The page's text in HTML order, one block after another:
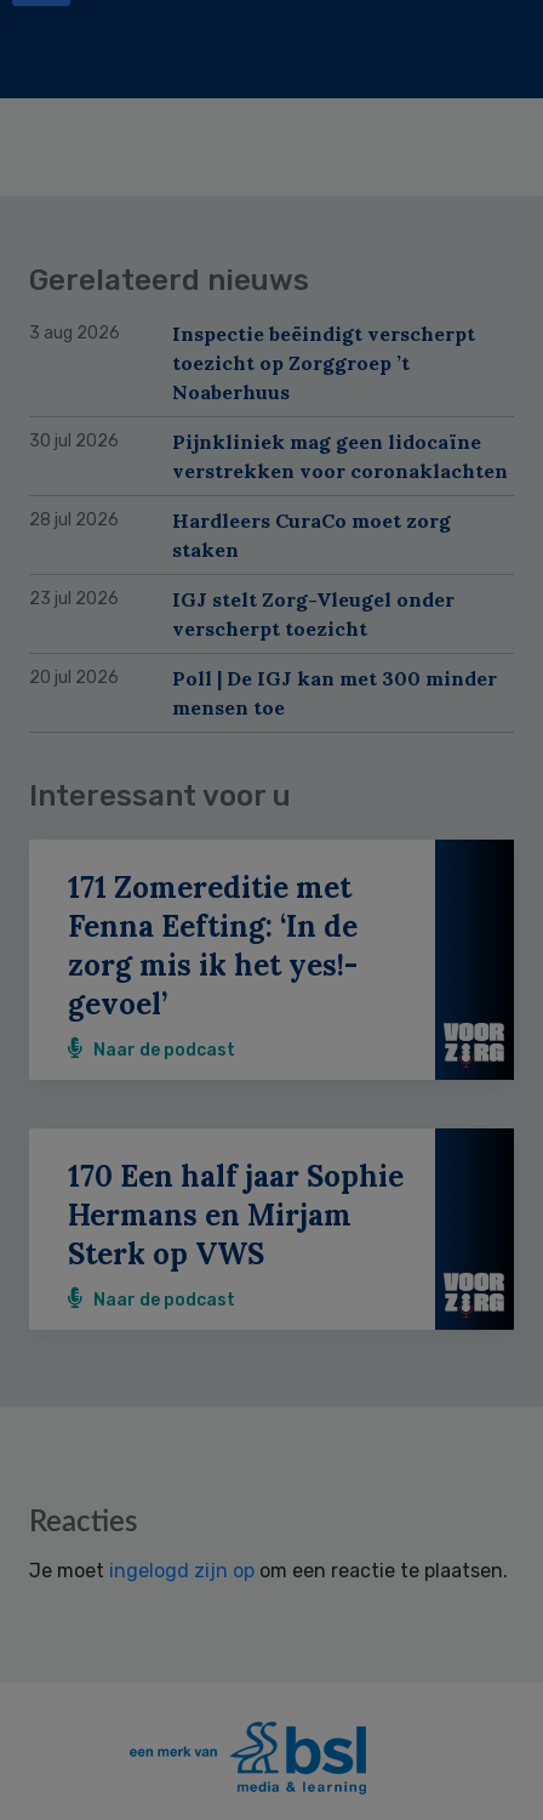
Gerelateerd nieuws
3 aug 2026
Inspectie beëindigt verscherpt
toezicht op Zorggroep ’t
Noaberhuus
30 jul 2026
Pijnkliniek mag geen lidocaïne
verstrekken voor coronaklachten
28 jul 2026
Hardleers CuraCo moet zorg
staken
23 jul 2026
IGJ stelt Zorg-Vleugel onder
verscherpt toezicht
20 jul 2026
Poll | De IGJ kan met 300 minder
mensen toe
Interessant voor u
171 Zomereditie met
Fenna Eefting: ‘In de
zorg mis ik het yes!-
gevoel’
Naar de podcast
170 Een half jaar Sophie
Hermans en Mirjam
Sterk op VWS
Naar de podcast
Reader
Reacties
Je moet ingelogd zijn op om een reactie te plaatsen.